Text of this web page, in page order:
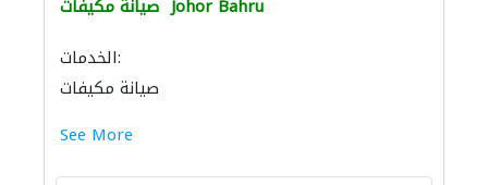
صيانة مكيفات Johor Bahru
الخدمات:
صيانة مكيفات
See More